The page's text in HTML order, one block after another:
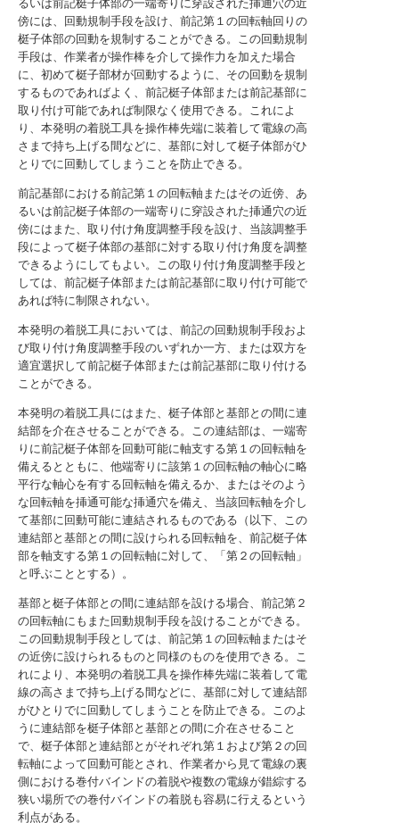
るいは前記梃子体部の一端寄りに穿設された挿通穴の近
傍には、回動規制手段を設け、前記第１の回転軸回りの
梃子体部の回動を規制することができる。この回動規制
手段は、作業者が操作棒を介して操作力を加えた場合
に、初めて梃子部材が回動するように、その回動を規制
するものであればよく、前記梃子体部または前記基部に
取り付け可能であれば制限なく使用できる。これによ
り、本発明の着脱工具を操作棒先端に装着して電線の高
さまで持ち上げる間などに、基部に対して梃子体部がひ
とりでに回動してしまうことを防止できる。
前記基部における前記第１の回転軸またはその近傍、あ
るいは前記梃子体部の一端寄りに穿設された挿通穴の近
傍にはまた、取り付け角度調整手段を設け、当該調整手
段によって梃子体部の基部に対する取り付け角度を調整
できるようにしてもよい。この取り付け角度調整手段と
しては、前記梃子体部または前記基部に取り付け可能で
あれば特に制限されない。
本発明の着脱工具においては、前記の回動規制手段およ
び取り付け角度調整手段のいずれか一方、または双方を
適宜選択して前記梃子体部または前記基部に取り付ける
ことができる。
本発明の着脱工具にはまた、梃子体部と基部との間に連
結部を介在させることができる。この連結部は、一端寄
りに前記梃子体部を回動可能に軸支する第１の回転軸を
備えるとともに、他端寄りに該第１の回転軸の軸心に略
平行な軸心を有する回転軸を備えるか、またはそのよう
な回転軸を挿通可能な挿通穴を備え、当該回転軸を介し
て基部に回動可能に連結されるものである（以下、この
連結部と基部との間に設けられる回転軸を、前記梃子体
部を軸支する第１の回転軸に対して、「第２の回転軸」
と呼ぶこととする）。
基部と梃子体部との間に連結部を設ける場合、前記第２
の回転軸にもまた回動規制手段を設けることができる。
この回動規制手段としては、前記第１の回転軸またはそ
の近傍に設けられるものと同様のものを使用できる。こ
れにより、本発明の着脱工具を操作棒先端に装着して電
線の高さまで持ち上げる間などに、基部に対して連結部
がひとりでに回動してしまうことを防止できる。このよ
うに連結部を梃子体部と基部との間に介在させること
で、梃子体部と連結部とがそれぞれ第１および第２の回
転軸によって回動可能とされ、作業者から見て電線の裏
側における巻付バインドの着脱や複数の電線が錯綜する
狭い場所での巻付バインドの着脱も容易に行えるという
利点がある。